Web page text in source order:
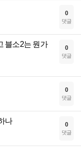
0
댓글
블소2는 뭔가
0
댓글
0
댓글
나 0
댓글